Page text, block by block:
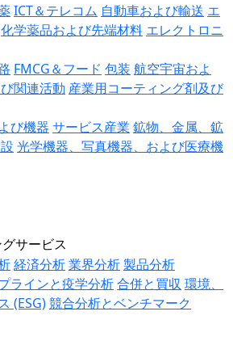
ICT＆テレコム 自動車および輸送 エ
化学薬品および先端材料 エレクトロニ
FMCG＆フード 包装 航空宇宙およ
関連活動 産業用コーティング剤及び
び機器 サービス産業 鉱物、金属、鉱
光学機器、写真機器、および医療機
サービス
経済分析業界分析製品分析
ラインと疫学分析合併と買収 環境、
(ESG)競合分析とベンチマーク